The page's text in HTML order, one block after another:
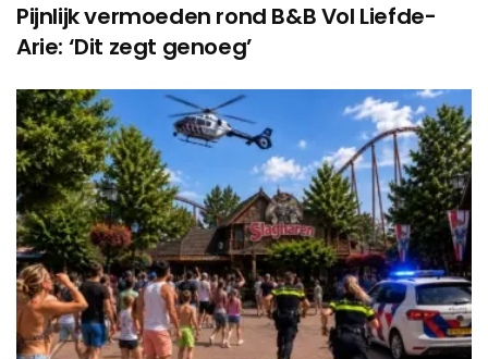
Pijnlijk vermoeden rond B&B Vol Liefde-
Arie: ‘Dit zegt genoeg’